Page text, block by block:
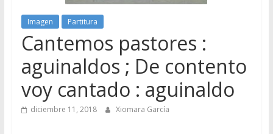
Imagen Partitura
Cantemos pastores :
aguinaldos ; De contento
voy cantado : aguinaldo
diciembre 11, 2018 Xiomara García